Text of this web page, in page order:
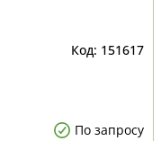
151617
По запросу